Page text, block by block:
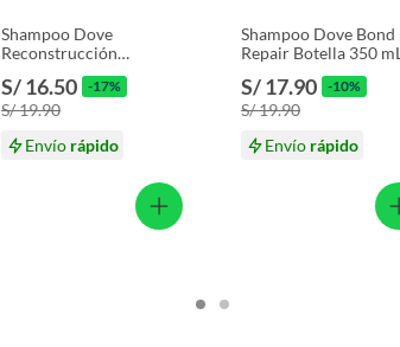
Shampoo Dove
Reconstrucción
Aminoácido Botella 370
mL
S/ 16.50 -17%
S/ 19.90
Envío rápido
Shampoo Dove Bond
Repair Botella 350 mL
S/ 17.90 -10%
S/ 19.90
Envío rápido